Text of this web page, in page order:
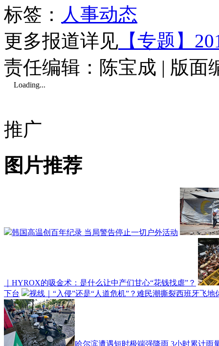
标签： 人事动态
更多报道详见 【专题】
责任编辑：陈宝成 | 版面
Loading...
推广
图片推荐
韩国高温创百年纪录 当局警告停止一切户外活动
｜HYROX的吸金术：是什么让中产们甘心“花钱找虐”？
下台
视线｜“入侵”还是“人道危机”？难民潮撕裂西班牙飞地
哈尔滨遭遇短时极端强降雨 3小时累计雨